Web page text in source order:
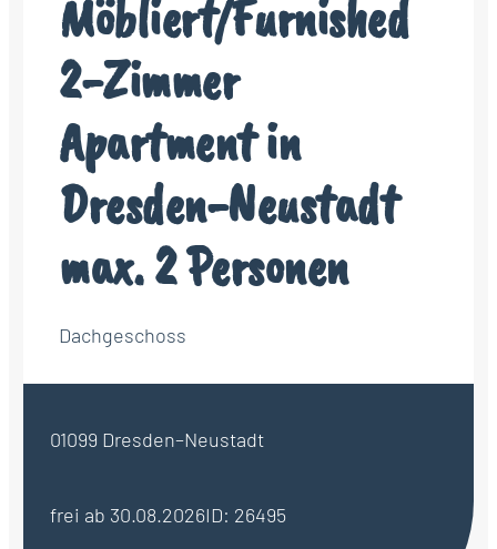
Möbliert/Furnished
2-Zimmer
Apartment in
Dresden-Neustadt
max. 2 Personen
Dachgeschoss
01099 Dresden–Neustadt
frei ab 30.08.2026ID: 26495